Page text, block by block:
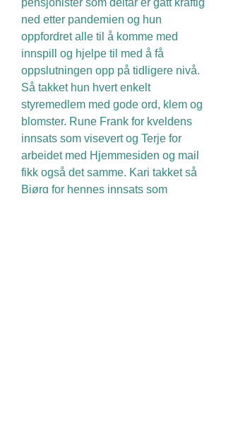
pensjonister som deltar er gått kraftig
ned etter pandemien og hun
oppfordret alle til å komme med
innspill og hjelpe til med å få
oppslutningen opp på tidligere nivå.
Så takket hun hvert enkelt
styremedlem med gode ord, klem og
blomster. Rune Frank for kveldens
innsats som visevert og Terje for
arbeidet med Hjemmesiden og mail
fikk også det samme. Kari takket så
Bjørg for hennes innsats som